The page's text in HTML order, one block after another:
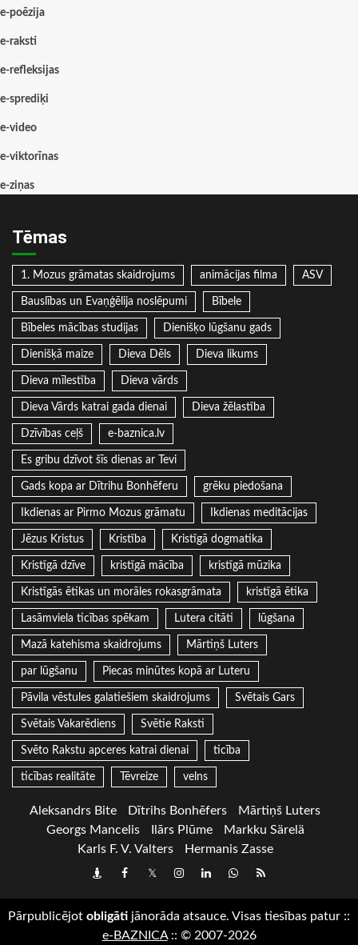
e-poēzija
e-raksti
e-refleksijas
e-sprediķi
e-video
e-viktorīnas
e-ziņas
Tēmas
1. Mozus grāmatas skaidrojums animācijas filma ASV
Bauslības un Evaņģēlija noslēpumi Bībele
Bībeles mācības studijas Dienišķo lūgšanu gads
Dienišķā maize Dieva Dēls Dieva likums
Dieva mīlestība Dieva vārds
Dieva Vārds katrai gada dienai Dieva žēlastība
Dzīvības ceļš e-baznica.lv
Es gribu dzīvot šīs dienas ar Tevi
Gads kopa ar Dītrihu Bonhēferu grēku piedošana
Ikdienas ar Pirmo Mozus grāmatu Ikdienas meditācijas
Jēzus Kristus Kristība Kristīgā dogmatika
Kristīgā dzīve kristīgā mācība kristīgā mūzika
Kristīgās ētikas un morāles rokasgrāmata kristīgā ētika
Lasāmviela ticības spēkam Lutera citāti lūgšana
Mazā katehisma skaidrojums Mārtiņš Luters
par lūgšanu Piecas minūtes kopā ar Luteru
Pāvila vēstules galatiešiem skaidrojums Svētais Gars
Svētais Vakarēdiens Svētie Raksti
Svēto Rakstu apceres katrai dienai ticība
ticības realitāte Tēvreize velns
Aleksandrs Bite Dītrihs Bonhēfers
Mārtiņš Luters
Georgs Mancelis
Ilārs Plūme
Markku Särelä
Karls F. V. Valters
Hermanis Zasse
DraugiemFacebook
TwitterInstagram
LinkedInwhatsapp
RSS
Pārpublicējot obligāti jānorāda atsauce. Visas tiesības patur ::
e-BAZNICA:: © 2007-2026